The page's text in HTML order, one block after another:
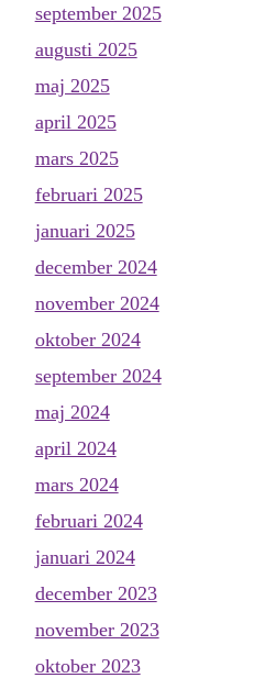
september 2025
augusti 2025
maj 2025
april 2025
mars 2025
februari 2025
januari 2025
december 2024
november 2024
oktober 2024
september 2024
maj 2024
april 2024
mars 2024
februari 2024
januari 2024
december 2023
november 2023
oktober 2023